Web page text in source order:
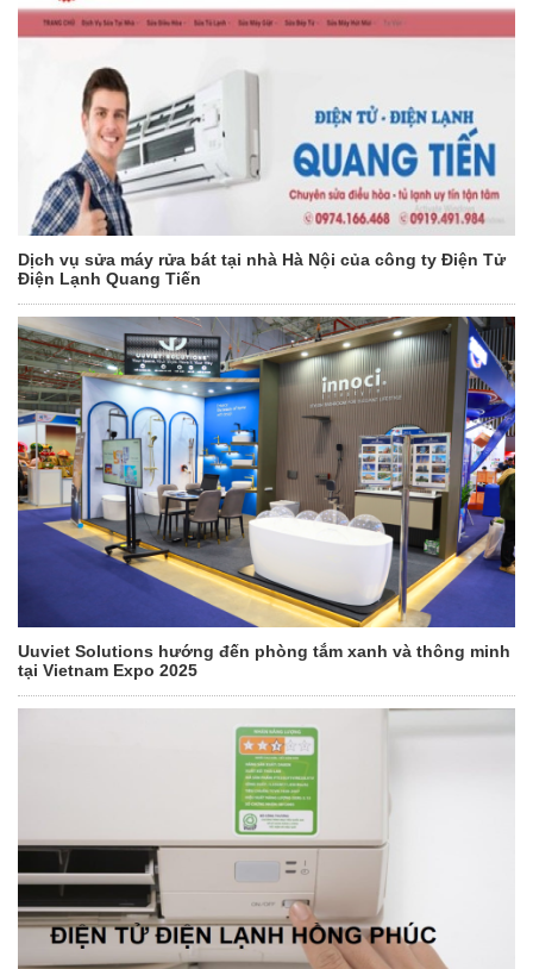
Dịch vụ sửa máy rửa bát tại nhà Hà Nội của công ty Điện Tử
Điện Lạnh Quang Tiến
Uuviet Solutions hướng đến phòng tắm xanh và thông minh
tại Vietnam Expo 2025